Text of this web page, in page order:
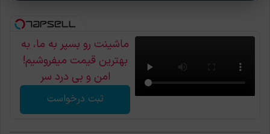
ماشینت رو بسپر به ما، به
بهترین قیمت میفروشیم!
امن و بی درد سر
ثبت درخواست